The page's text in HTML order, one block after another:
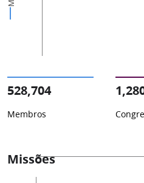
528,704
Membros
Missões